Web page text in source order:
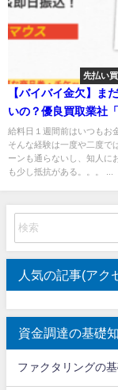
先払い
【バイバイ金欠】ま
いの？優良買取業社
ス」を使ってみた！？
給料日１週間前はいつもお
そんな経験は一度や二度で
ーンも通らないし、知人に
も少し抵抗がある。。。 ...
人気の記事(アク
資金調達の基礎
ファクタリングの